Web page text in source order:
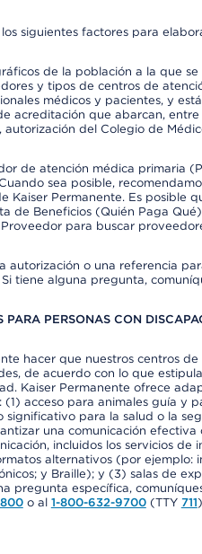
siguientes factores para
de la población a la que
y tipos de centros de
médicos y pacientes, y
acreditación que abarcan,
autorización del Colegio de
de atención médica primaria
sea posible,
Kaiser Permanente. Es posible
de Beneficios (Quién Paga
para buscar
autorización o una referencia
tiene alguna pregunta,
PARA PERSONAS CON
hacer que nuestros centros
de acuerdo con lo que
Kaiser Permanente ofrece
acceso para animales guía y
significativo para la salud o la
una comunicación
incluidos los servicios
alternativos (por ejemplo:
y Braille); y (3) salas de
pregunta específica,
o al 1-800-632-9700(TTY 711